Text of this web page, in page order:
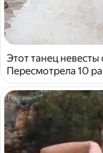
Этот танец невесты
Пересмотрела 10